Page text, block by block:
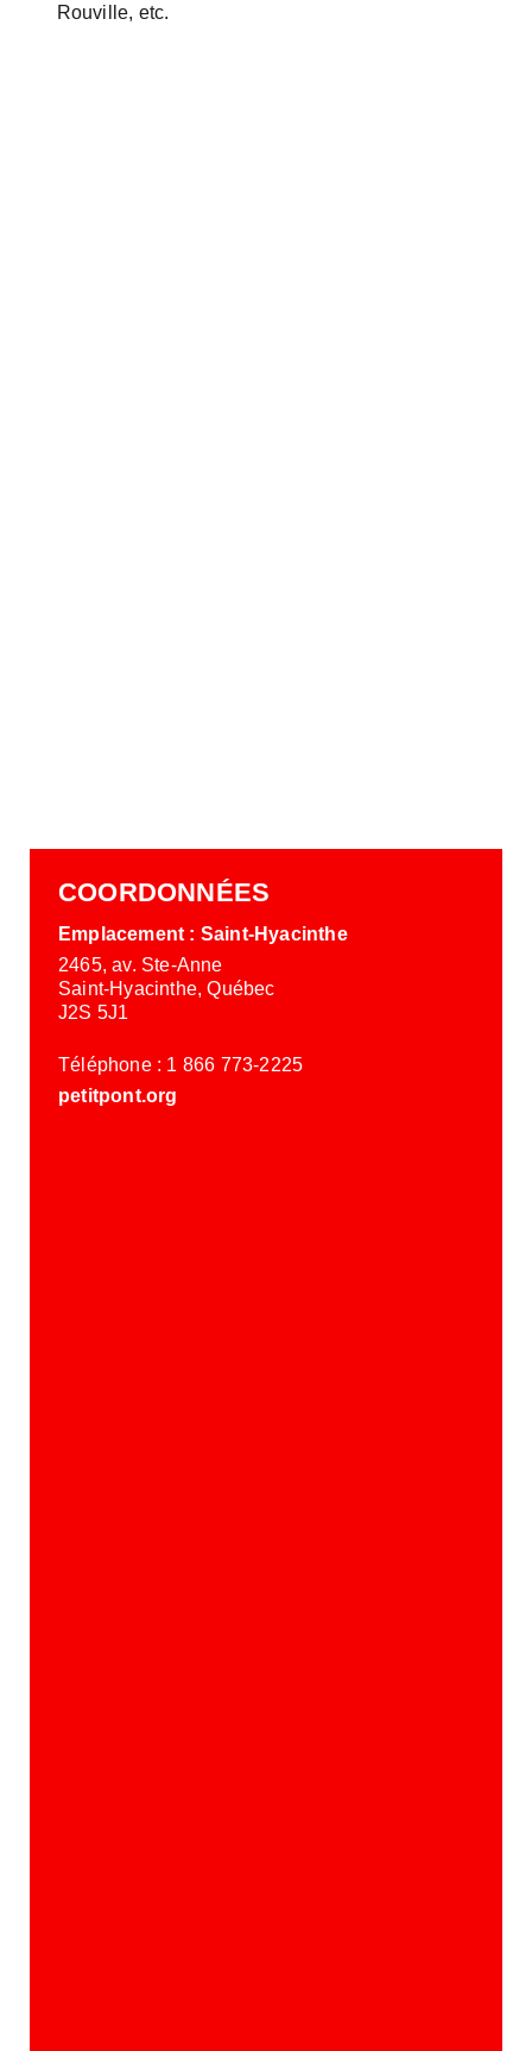
Rouville, etc.
COORDONNÉES
Emplacement : Saint-Hyacinthe
2465, av. Ste-Anne
Saint-Hyacinthe, Québec
J2S 5J1
Téléphone : 1 866 773-2225
petitpont.org